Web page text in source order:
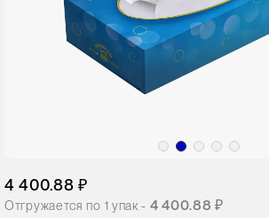
4 400.88 ₽
Отгружается по 1 упак - 4 400.88 ₽